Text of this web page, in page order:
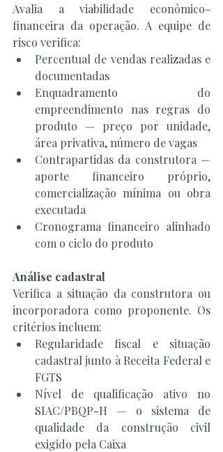
Avalia a viabilidade econômico-
financeira da operação. A equipe de
risco verifica:
Percentual de vendas realizadas e
documentadas
Enquadramento do
empreendimento nas regras do
produto — preço por unidade,
área privativa, número de vagas
Contrapartidas da construtora —
aporte financeiro próprio,
comercialização mínima ou obra
executada
Cronograma financeiro alinhado
com o ciclo do produto
Análise cadastral
Verifica a situação da construtora ou
incorporadora como proponente. Os
critérios incluem:
Regularidade fiscal e situação
cadastral junto à Receita Federal e
FGTS
Nível de qualificação ativo no
SIAC/PBQP-H — o sistema de
qualidade da construção civil
exigido pela Caixa